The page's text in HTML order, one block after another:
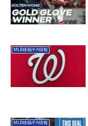
MLB移籍/FA情報
MLB移籍/FA情報